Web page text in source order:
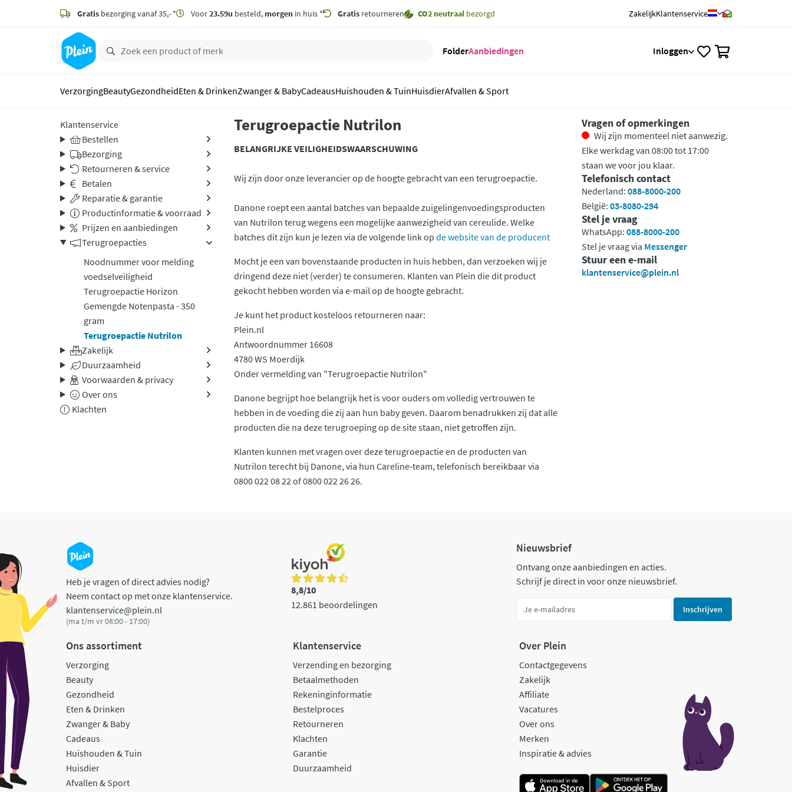
zoeken
hoofdinhoud
Gratis bezorging vanaf 35,- * Voor23.59u besteld, morgen in huis * Gratis retourneren CO2 neutraal bezorgd ZakelijkKlantenservice
FolderAanbiedingen Inloggen
VerzorgingBeautyGezondheidEten & DrinkenZwanger & BabyCadeausHuishouden & TuinHuisdierAfvallen & Sport
Klantenservice
Bestellen
Bezorging
Retourneren & service
Betalen
Reparatie & garantie
Productinformatie & voorraad
Prijzen en aanbiedingen
Terugroepacties
Noodnummer voor melding
voedselveiligheid
Terugroepactie Horizon
Gemengde Notenpasta - 350
gram
Terugroepactie Nutrilon
Zakelijk
Duurzaamheid
Voorwaarden & privacy
Over ons
Klachten
Terugroepactie Nutrilon
BELANGRIJKE VEILIGHEIDSWAARSCHUWING
Wij zijn door onze leverancier op de hoogte gebracht van een terugroepactie.
Danone roept een aantal batches van bepaalde zuigelingenvoedingsproducten
van Nutrilon terug wegens een mogelijke aanwezigheid van cereulide. Welke
batches dit zijn kun je lezen via de volgende link op de website van de producent
Mocht je een van bovenstaande producten in huis hebben, dan verzoeken wij je
dringend deze niet (verder) te consumeren. Klanten van Plein die dit product
gekocht hebben worden via e-mail op de hoogte gebracht.
Je kunt het product kosteloos retourneren naar:
Plein.nl
Antwoordnummer 16608
4780 WS Moerdijk
Onder vermelding van "Terugroepactie Nutrilon"
Danone begrijpt hoe belangrijk het is voor ouders om volledig vertrouwen te
hebben in de voeding die zij aan hun baby geven. Daarom benadrukken zij dat alle
producten die na deze terugroeping op de site staan, niet getroffen zijn.
Klanten kunnen met vragen over deze terugroepactie en de producten van
Nutrilon terecht bij Danone, via hun Careline‑team, telefonisch bereikbaar via
0800 022 08 22 of 0800 022 26 26.
Vragen of opmerkingen
Wij zijn momenteel niet aanwezig.
Elke werkdag van 08:00 tot 17:00
staan we voor jou klaar.
Telefonisch contact
Nederland: 088-8000-200
België: 03-8080-294
Stel je vraag
WhatsApp: 088-8000-200
Stel je vraag via Messenger
Stuur een e-mail
klantenservice@plein.nl
Heb je vragen of direct advies nodig?
Neem contact op met onze klantenservice.
klantenservice@plein.nl
(ma t/m vr 08:00 - 17:00)
8,8/10
12.861 beoordelingen
Nieuwsbrief
Ontvang onze aanbiedingen en acties.
Schrijf je direct in voor onze nieuwsbrief.
Inschrijven
Ons assortiment
Verzorging
Beauty
Gezondheid
Eten & Drinken
Zwanger & Baby
Cadeaus
Huishouden & Tuin
Huisdier
Afvallen & Sport
Klantenservice
Verzending en bezorging
Betaalmethoden
Rekeninginformatie
Bestelproces
Retourneren
Klachten
Garantie
Duurzaamheid
Over Plein
Contactgegevens
Zakelijk
Affiliate
Vacatures
Over ons
Merken
Inspiratie & advies